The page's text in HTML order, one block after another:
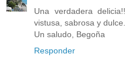
Una verdadera
vistusa, sabrosa y
Un saludo, Begoña
Responder